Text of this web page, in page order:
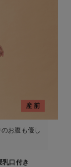
お腹も優し
乳口付き